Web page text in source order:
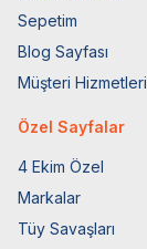
Sepetim
Blog Sayfası
Müşteri Hizmetleri
Özel Sayfalar
4 Ekim Özel
Markalar
Tüy Savaşları